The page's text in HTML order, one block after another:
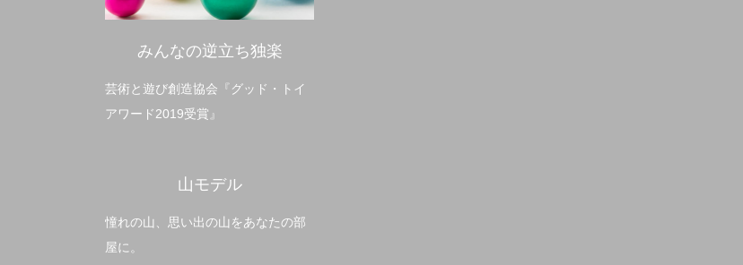
みんなの逆立ち独楽
芸術と遊び創造協会『グッド・トイ
アワード2019受賞』
山モデル
憧れの山、思い出の山をあなたの部
屋に。